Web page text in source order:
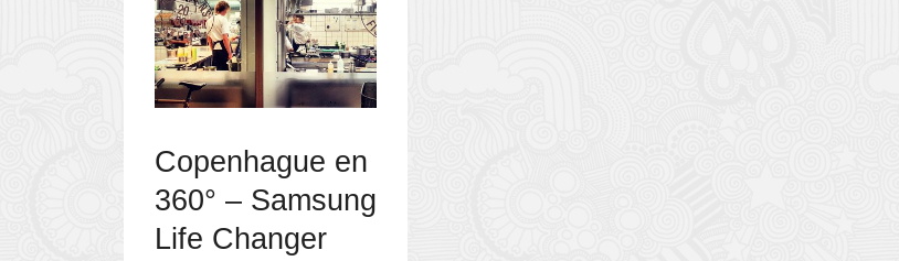
Copenhague en
360° – Samsung
Life Changer